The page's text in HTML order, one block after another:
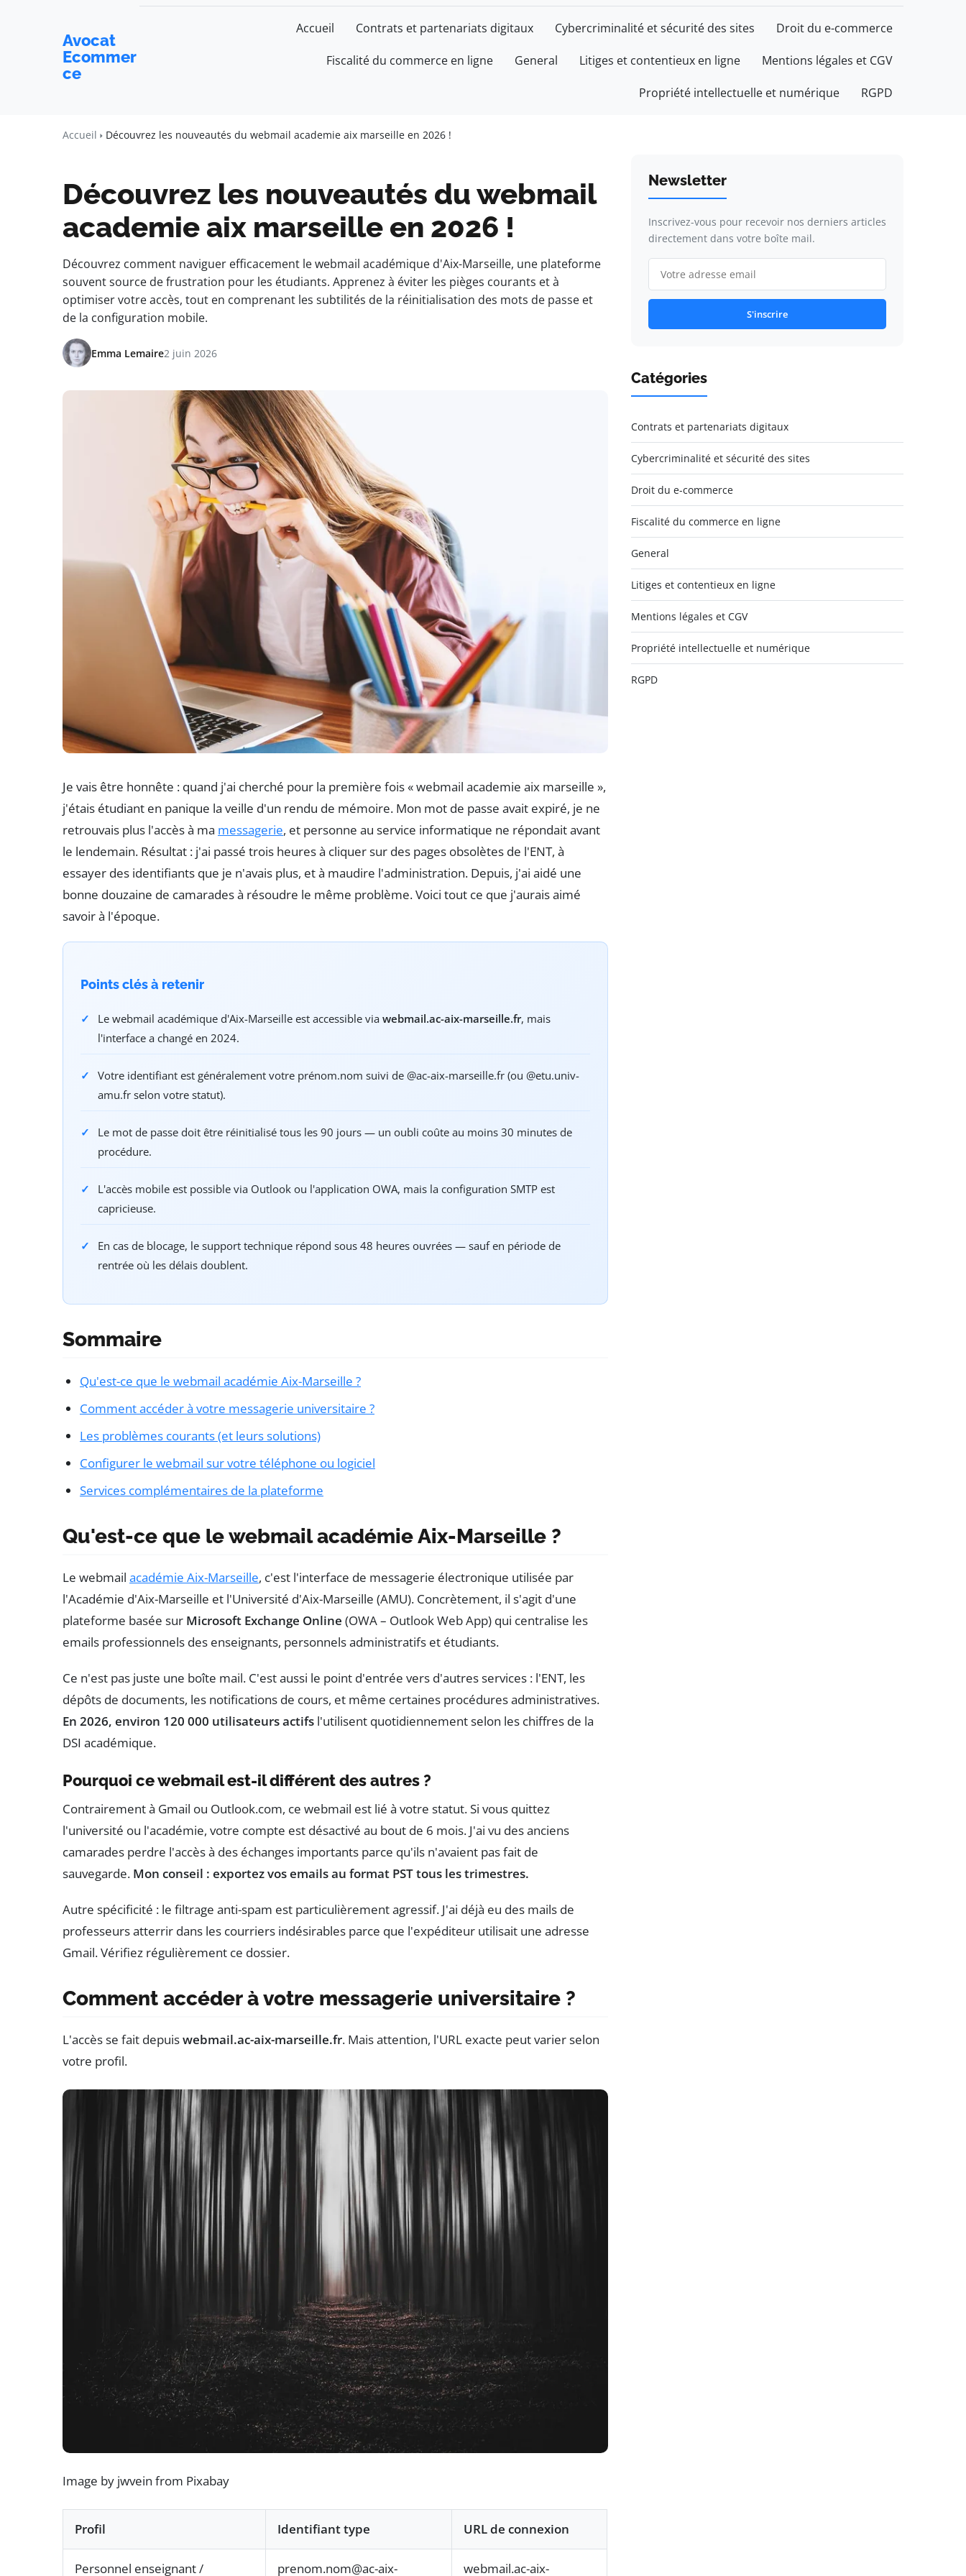
Avocat
Ecommer
ce
Accueil Contrats et partenariats digitaux Cybercriminalité et sécurité des sites Droit du e-commerce
Fiscalité du commerce en ligne General Litiges et contentieux en ligne Mentions légales et CGV
Propriété intellectuelle et numérique RGPD
Accueil Découvrez les nouveautés du webmail academie aix marseille en 2026 !
Découvrez les nouveautés du webmail
academie aix marseille en 2026 !
Découvrez comment naviguer efficacement le webmail académique d'Aix-Marseille, une plateforme
souvent source de frustration pour les étudiants. Apprenez à éviter les pièges courants et à
optimiser votre accès, tout en comprenant les subtilités de la réinitialisation des mots de passe et
de la configuration mobile.
Emma Lemaire2 juin 2026
Je vais être honnête : quand j'ai cherché pour la première fois « webmail academie aix marseille »,
j'étais étudiant en panique la veille d'un rendu de mémoire. Mon mot de passe avait expiré, je ne
retrouvais plus l'accès à ma messagerie, et personne au service informatique ne répondait avant
le lendemain. Résultat : j'ai passé trois heures à cliquer sur des pages obsolètes de l'ENT, à
essayer des identifiants que je n'avais plus, et à maudire l'administration. Depuis, j'ai aidé une
bonne douzaine de camarades à résoudre le même problème. Voici tout ce que j'aurais aimé
savoir à l'époque.
Points clés à retenir
Le webmail académique d'Aix-Marseille est accessible via webmail.ac-aix-marseille.fr, mais
l'interface a changé en 2024.
Votre identifiant est généralement votre prénom.nom suivi de @ac-aix-marseille.fr (ou @etu.univ-
amu.fr selon votre statut).
Le mot de passe doit être réinitialisé tous les 90 jours — un oubli coûte au moins 30 minutes de
procédure.
L'accès mobile est possible via Outlook ou l'application OWA, mais la configuration SMTP est
capricieuse.
En cas de blocage, le support technique répond sous 48 heures ouvrées — sauf en période de
rentrée où les délais doublent.
Sommaire
Qu'est-ce que le webmail académie Aix-Marseille ?
Comment accéder à votre messagerie universitaire ?
Les problèmes courants (et leurs solutions)
Configurer le webmail sur votre téléphone ou logiciel
Services complémentaires de la plateforme
Qu'est-ce que le webmail académie Aix-Marseille ?
Le webmail académie Aix-Marseille, c'est l'interface de messagerie électronique utilisée par
l'Académie d'Aix-Marseille et l'Université d'Aix-Marseille (AMU). Concrètement, il s'agit d'une
plateforme basée sur Microsoft Exchange Online (OWA – Outlook Web App) qui centralise les
emails professionnels des enseignants, personnels administratifs et étudiants.
Ce n'est pas juste une boîte mail. C'est aussi le point d'entrée vers d'autres services : l'ENT, les
dépôts de documents, les notifications de cours, et même certaines procédures administratives.
En 2026, environ 120 000 utilisateurs actifs l'utilisent quotidiennement selon les chiffres de la
DSI académique.
Pourquoi ce webmail est-il différent des autres ?
Contrairement à Gmail ou Outlook.com, ce webmail est lié à votre statut. Si vous quittez
l'université ou l'académie, votre compte est désactivé au bout de 6 mois. J'ai vu des anciens
camarades perdre l'accès à des échanges importants parce qu'ils n'avaient pas fait de
sauvegarde. Mon conseil : exportez vos emails au format PST tous les trimestres.
Autre spécificité : le filtrage anti-spam est particulièrement agressif. J'ai déjà eu des mails de
professeurs atterrir dans les courriers indésirables parce que l'expéditeur utilisait une adresse
Gmail. Vérifiez régulièrement ce dossier.
Comment accéder à votre messagerie universitaire ?
L'accès se fait depuiswebmail.ac-aix-marseille.fr. Mais attention, l'URL exacte peut varier selon
votre profil.
Image by jwvein from Pixabay
Profil Identifiant type URL de connexion
Personnel enseignant / prenom.nom@ac-aix- webmail.ac-aix-
Newsletter
Inscrivez-vous pour recevoir nos derniers articles
directement dans votre boîte mail.
S'inscrire
Catégories
Contrats et partenariats digitaux
Cybercriminalité et sécurité des sites
Droit du e-commerce
Fiscalité du commerce en ligne
General
Litiges et contentieux en ligne
Mentions légales et CGV
Propriété intellectuelle et numérique
RGPD